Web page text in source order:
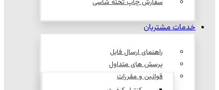
سفارش چاپ تخته شاسی
خدمات مشتریان
راهنمای ارسال فایل
پرسش های متداول
قوانین و مقررات